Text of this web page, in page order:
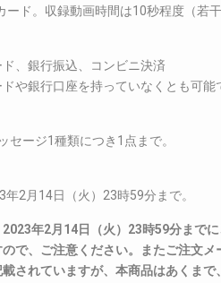
ード。収録動画時間は10秒程度（若
、銀行振込、コンビニ決済
や銀行口座を持っていなくとも可能
セージ1種類につき1点まで。
2月14日（火）23時59分まで。
年2月14日（火）23時59分まで
で、ご注意ください。またご注文メ
されていますが、本商品はあくまで